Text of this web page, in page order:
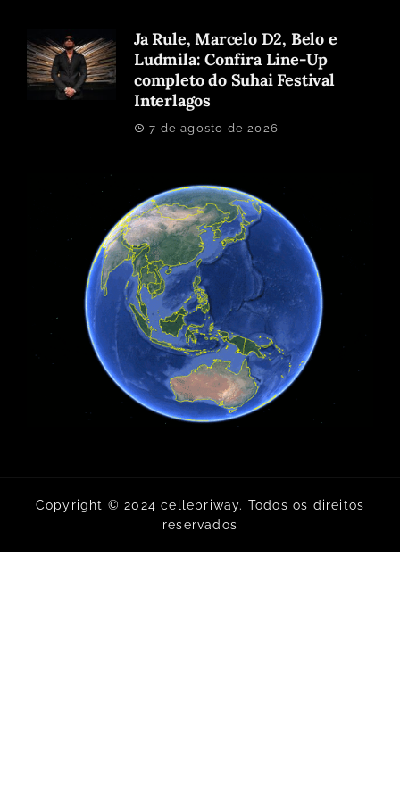
Ja Rule, Marcelo D2, Belo e
Ludmila: Confira Line-Up
completo do Suhai Festival
Interlagos
7 de agosto de 2026
Copyright © 2024 cellebriway. Todos os direitos
reservados